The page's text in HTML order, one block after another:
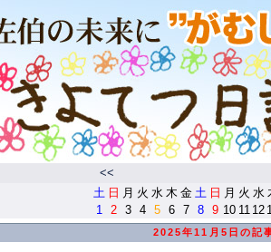
<<
土 日 月 火 水 木 金 土 日 月 火 水
1
2 3 4 5 6 7 8 9 10 11 12
2025年11月5日の記